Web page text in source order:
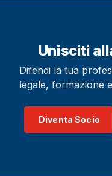
Unisciti
Difendi la tua
legale, formazione
Diventa Socio